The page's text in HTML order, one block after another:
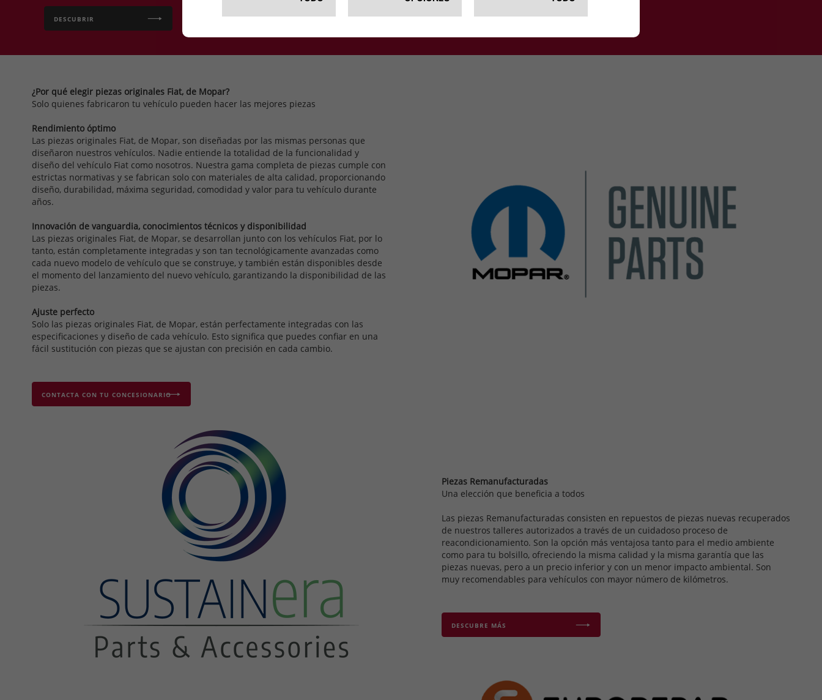
DESCUBRIR
¿Por qué elegir piezas originales Fiat, de Mopar?
Solo quienes fabricaron tu vehículo pueden hacer las mejores piezas
Rendimiento óptimo
Las piezas originales Fiat, de Mopar, son diseñadas por las mismas personas que
diseñaron nuestros vehículos. Nadie entiende la totalidad de la funcionalidad y
diseño del vehículo Fiat como nosotros. Nuestra gama completa de piezas cumple con
estrictas normativas y se fabrican solo con materiales de alta calidad, proporcionando
diseño, durabilidad, máxima seguridad, comodidad y valor para tu vehículo durante
años.
Innovación de vanguardia, conocimientos técnicos y disponibilidad
Las piezas originales Fiat, de Mopar, se desarrollan junto con los vehículos Fiat, por lo
tanto, están completamente integradas y son tan tecnológicamente avanzadas como
cada nuevo modelo de vehículo que se construye, y también están disponibles desde
el momento del lanzamiento del nuevo vehículo, garantizando la disponibilidad de las
piezas.
Ajuste perfecto
Solo las piezas originales Fiat, de Mopar, están perfectamente integradas con las
especificaciones y diseño de cada vehículo. Esto significa que puedes confiar en una
fácil sustitución con piezas que se ajustan con precisión en cada cambio.
CONTACTA CON TU CONCESIONARIO
Piezas Remanufacturadas
Una elección que beneficia a todos
Las piezas Remanufacturadas consisten en repuestos de piezas nuevas recuperados
de nuestros talleres autorizados a través de un cuidadoso proceso de
reacondicionamiento. Son la opción más ventajosa tanto para el medio ambiente
como para tu bolsillo, ofreciendo la misma calidad y la misma garantía que las
piezas nuevas, pero a un precio inferior y con un menor impacto ambiental. Son
muy recomendables para vehículos con mayor número de kilómetros.
DESCUBRE MÁS